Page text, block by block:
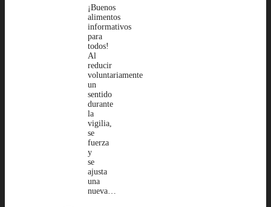
¡Buenos
alimentos
informativos
para
todos!
Al
reducir
voluntariamente
un
sentido
durante
la
vigilia,
se
fuerza
y
se
ajusta
una
nueva…